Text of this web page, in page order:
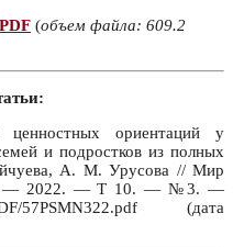
(объем файла: 609.2
ценностных ориентаций у
и подростков из полных
А. М. Урусова // Мир
— 2022. — Т 10. — №3. —
57PSMN322.pdf (дата